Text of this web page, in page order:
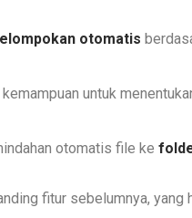
otomatis
untuk
otomatis file ke
fitur sebelumnya,